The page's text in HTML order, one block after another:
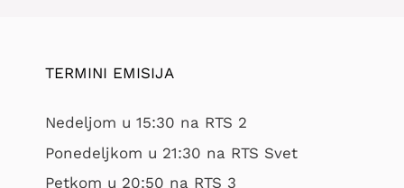
TERMINI EMISIJA
Nedeljom u 15:30 na RTS 2
Ponedeljkom u 21:30 na RTS Svet
Petkom u 20:50 na RTS 3